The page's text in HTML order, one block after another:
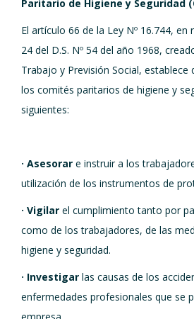
Paritario de Higiene y Seguridad
El artículo 66 de la Ley Nº 16.744,
24 del D.S. Nº 54 del año 1968,
Trabajo y Previsión Social, establece
los comités paritarios de higiene y
siguientes:
· Asesorar e instruir a los
utilización de los instrumentos de
· Vigilar el cumplimiento tanto por
como de los trabajadores, de las
higiene y seguridad.
· Investigar las causas de los
enfermedades profesionales que se